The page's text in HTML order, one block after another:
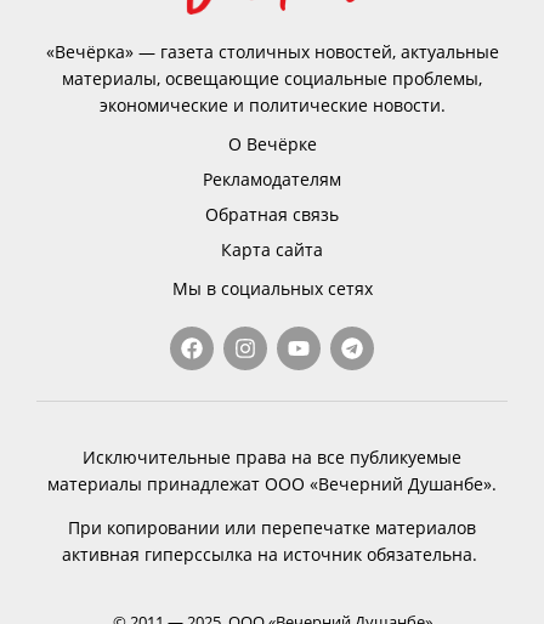
«Вечёрка» — газета столичных новостей, актуальные
материалы, освещающие социальные проблемы,
экономические и политические новости.
О Вечёрке
Рекламодателям
Обратная связь
Карта сайта
Мы в социальных сетях
Исключительные права на все публикуемые
материалы принадлежат ООО «Вечерний Душанбе».
При копировании или перепечатке материалов
активная гиперссылка на источник обязательна.